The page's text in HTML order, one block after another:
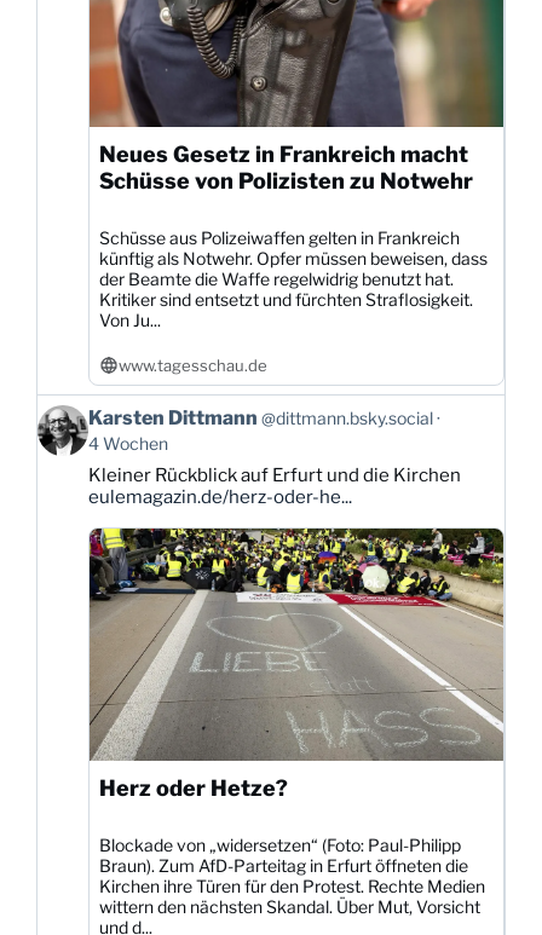
Neues Gesetz in Frankreich macht
Schüsse von Polizisten zu Notwehr
Schüsse aus Polizeiwaffen gelten in Frankreich
künftig als Notwehr. Opfer müssen beweisen, dass
der Beamte die Waffe regelwidrig benutzt hat.
Kritiker sind entsetzt und fürchten Straflosigkeit.
Von Ju...
www.tagesschau.de
Beitrag
von
Karsten
Dittmann
Bluesky
ansehen
Karsten Dittmann @dittmann.bsky.social
4 Wochen
Kleiner Rückblick auf Erfurt und die Kirchen
eulemagazin.de/herz-oder-he...
Herz oder Hetze?
Blockade von „widersetzen“ (Foto: Paul-Philipp
Braun). Zum AfD-Parteitag in Erfurt öffneten die
Kirchen ihre Türen für den Protest. Rechte Medien
wittern den nächsten Skandal. Über Mut, Vorsicht
und d...